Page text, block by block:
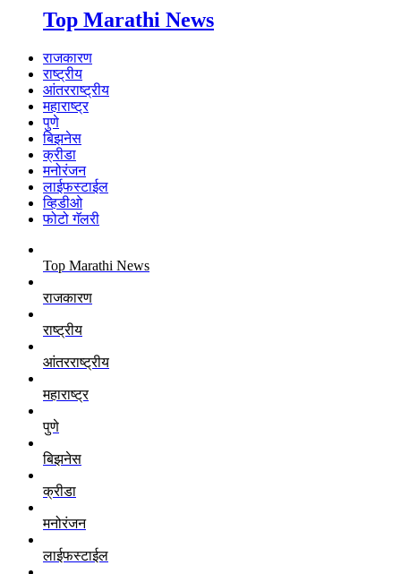
Top Marathi News
राजकारण
राष्ट्रीय
आंतरराष्ट्रीय
महाराष्ट्र
पुणे
बिझनेस
क्रीडा
मनोरंजन
लाईफस्टाईल
व्हिडीओ
फोटो गॅलरी
Top Marathi News
राजकारण
राष्ट्रीय
आंतरराष्ट्रीय
महाराष्ट्र
पुणे
बिझनेस
क्रीडा
मनोरंजन
लाईफस्टाईल